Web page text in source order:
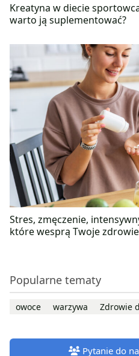
Kreatyna w diecie
warto ją suplementować?
Stres, zmęczenie,
które wesprą Twoje zdrowie
Popularne tematy
owoce warzywa Zdrowie
Pytanie do